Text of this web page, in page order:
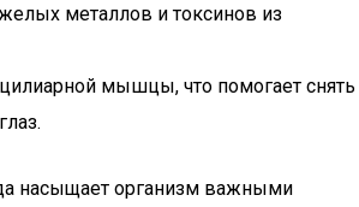
металлов и токсинов из
мышцы, что помогает снять
насыщает организм важными